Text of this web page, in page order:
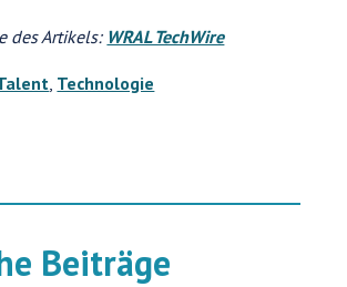
des Artikels: WRAL TechWire
Technologie
Beiträge